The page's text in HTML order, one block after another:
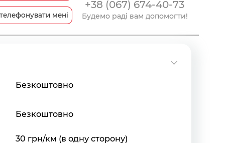
мені
+38 (067) 674-40-73
Будемо раді вам допомогти!
Безкоштовно
Безкоштовно
30 грн/км (в одну сторону)